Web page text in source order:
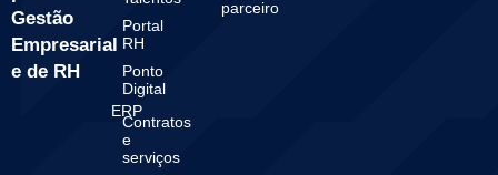
Gestão
Empresarial
e de RH
Portal
RH
Ponto
Digital
ERP
Contratos
e
serviços
parceiro